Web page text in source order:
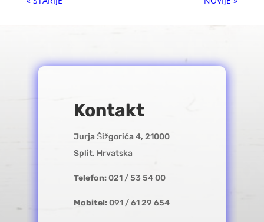
Kontakt
Jurja Šižgorića 4, 21000
Split, Hrvatska
Telefon:021 / 53 54 00
Mobitel:091 / 61 29 654